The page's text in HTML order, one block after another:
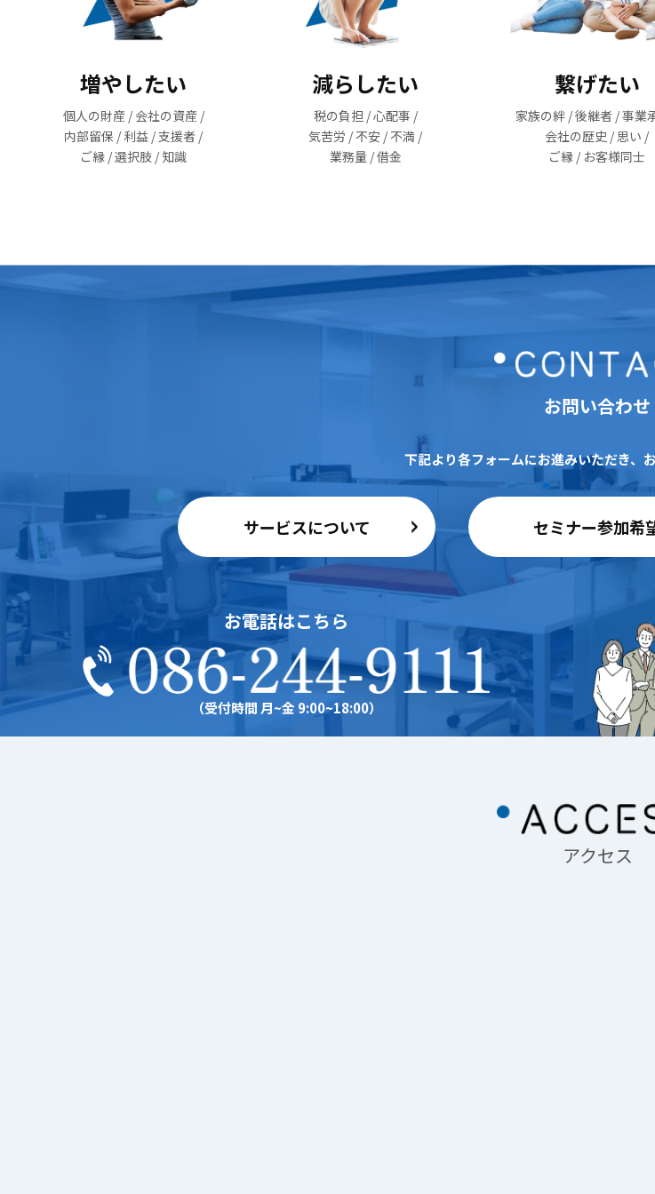
増やしたい
個人の財産 / 会社の資産 /
内部留保 / 利益 / 支援者 /
ご縁 / 選択肢 / 知識
減らしたい
税の負担 / 心配事 /
気苦労 / 不安 / 不満 /
業務量 / 借金
繋げたい
家族の絆 / 後継者 / 事業
会社の歴史 / 思い /
ご縁 / お客様同士
お問い合わせ
下記より各フォームにお進みいただき、
サービスについて セミナー参加希
お電話はこちら
（受付時間 月~金 9:00~18:00）
アクセス